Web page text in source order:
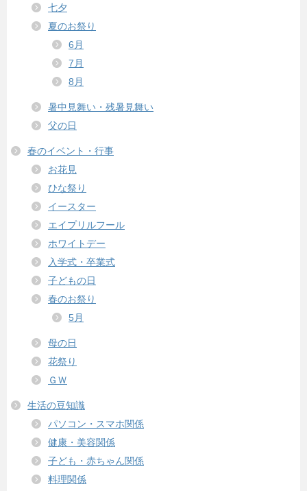
七夕
夏のお祭り
6月
7月
8月
暑中見舞い・残暑見舞い
父の日
春のイベント・行事
お花見
ひな祭り
イースター
エイプリルフール
ホワイトデー
入学式・卒業式
子どもの日
春のお祭り
5月
母の日
花祭り
ＧＷ
生活の豆知識
パソコン・スマホ関係
健康・美容関係
子ども・赤ちゃん関係
料理関係